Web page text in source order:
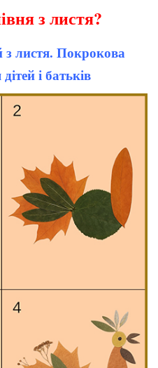
з листя?
з листя. Покрокова
і батьків